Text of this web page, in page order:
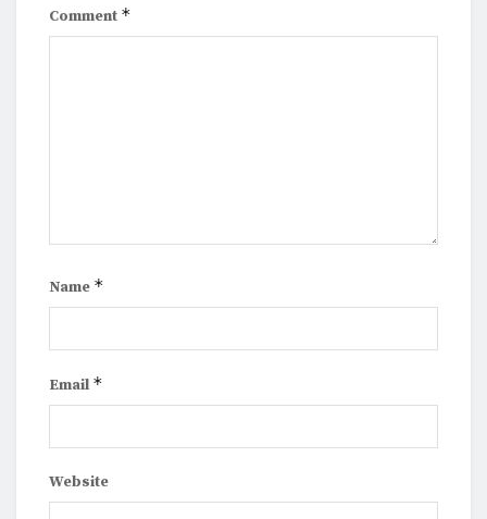
Comment *
Name *
Email *
Website